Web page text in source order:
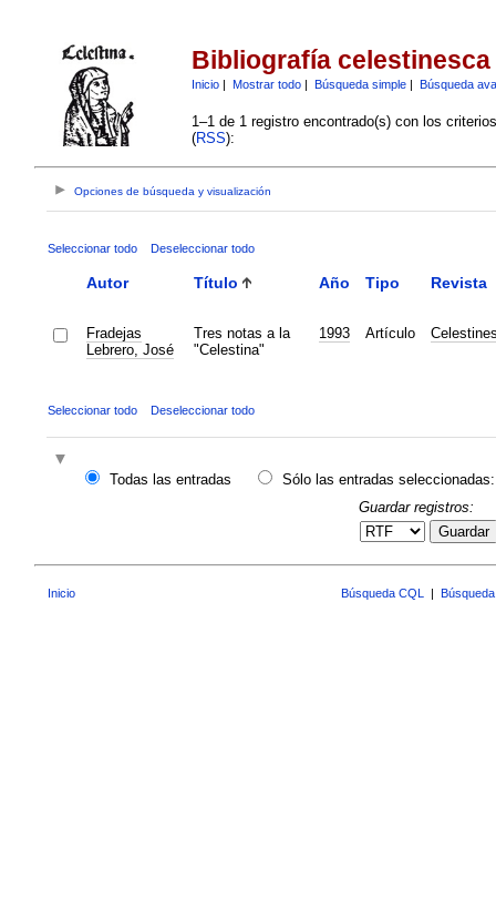
Bibliografía celestinesca
Inicio| Mostrar todo| Búsqueda simple| Búsqueda
1–1 de 1 registro encontrado(s) con los
(RSS):
Opciones de búsqueda y visualización
Seleccionar todo Deseleccionar todo
Autor Título Año Tipo Revista
Fradejas
Lebrero, José
Tres notas a la
"Celestina"
1993 Artículo
Seleccionar todo Deseleccionar todo
Todas las entradas
Sólo las entradas seleccionadas:
Guardar registros:
Guardar
Inicio Búsqueda CQL